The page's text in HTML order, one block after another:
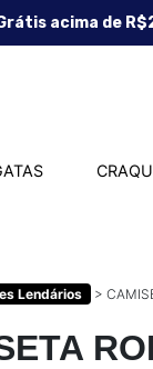
acima de
Lendários >